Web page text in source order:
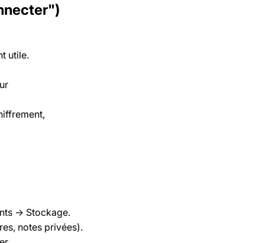
utile.
-> Stockage.
notes privées).